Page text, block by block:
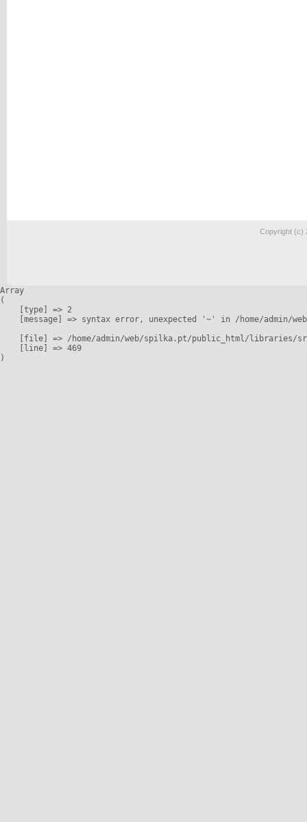
Copyright (c)
Array
(
    [type] => 2
[message] => syntax error, unexpected '~' in /home/admin/
[file] => /home/admin/web/spilka.pt/public_html/libraries/
    [line] => 469